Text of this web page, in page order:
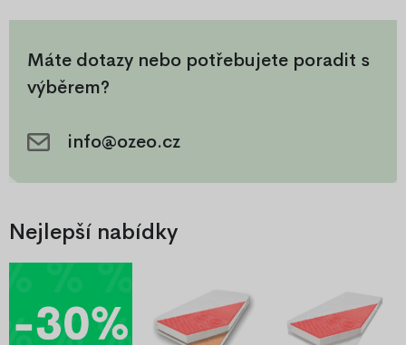
Máte dotazy nebo potřebujete poradit s
výběrem?
info@ozeo.cz
Nejlepší nabídky